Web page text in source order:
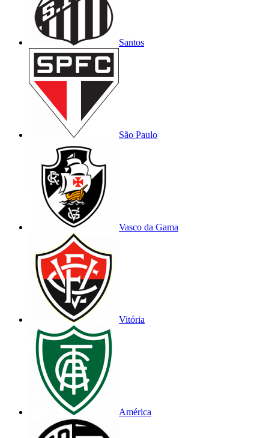
Santos
São Paulo
Vasco da Gama
Vitória
América